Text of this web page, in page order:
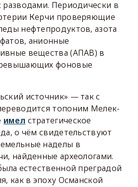
разводами. Периодически в
Керчи проверяющие
нефтепродуктов, азота
анионные
вещества (АПАВ) в
фоновые
источник» — так с
топоним Мелек-
имел стратегическое
о чём свидетельствуют
наделы в
найденные археологами.
естественной преградой
как в эпоху Османской